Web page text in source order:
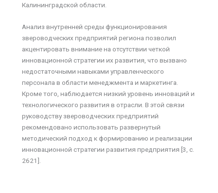
Калининградской области.
Анализ внутренней среды функционирования
звероводческих предприятий региона позволил
акцентировать внимание на отсутствии четкой
инновационной стратегии их развития, что вызвано
недостаточными навыками управленческого
персонала в области менеджмента и маркетинга.
Кроме того, наблюдается низкий уровень инноваций и
технологического развития в отрасли. В этой связи
руководству звероводческих предприятий
рекомендовано использовать развернутый
методический подход к формированию и реализации
инновационной стратегии развития предприятия [3, с.
2621].